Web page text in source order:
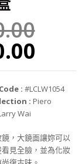
: #LCLW1054
: Piero
Wai
，大鏡面讓妳可以
見全臉，並為化妝